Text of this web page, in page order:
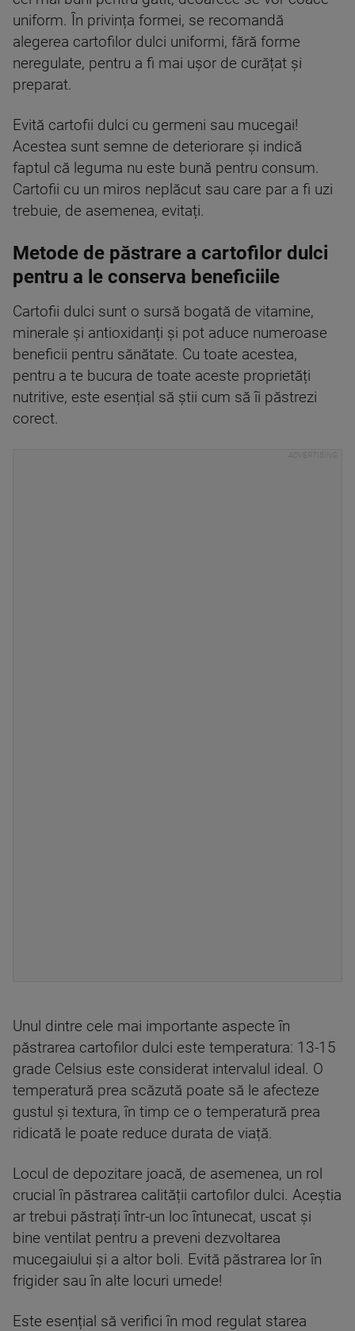
uniform. În privința formei, se recomandă
alegerea cartofilor dulci uniformi, fără forme
neregulate, pentru a fi mai ușor de curățat și
preparat.
Evită cartofii dulci cu germeni sau mucegai!
Acestea sunt semne de deteriorare și indică
faptul că leguma nu este bună pentru consum.
Cartofii cu un miros neplăcut sau care par a fi uzi
trebuie, de asemenea, evitați.
Metode de păstrare a cartofilor dulci
pentru a le conserva beneficiile
Cartofii dulci sunt o sursă bogată de vitamine,
minerale și antioxidanți și pot aduce numeroase
beneficii pentru sănătate. Cu toate acestea,
pentru a te bucura de toate aceste proprietăți
nutritive, este esențial să știi cum să îi păstrezi
corect.
Unul dintre cele mai importante aspecte în
păstrarea cartofilor dulci este temperatura: 13-15
grade Celsius este considerat intervalul ideal. O
temperatură prea scăzută poate să le afecteze
gustul și textura, în timp ce o temperatură prea
ridicată le poate reduce durata de viață.
Locul de depozitare joacă, de asemenea, un rol
crucial în păstrarea calității cartofilor dulci. Aceștia
ar trebui păstrați într-un loc întunecat, uscat și
bine ventilat pentru a preveni dezvoltarea
mucegaiului și a altor boli. Evită păstrarea lor în
frigider sau în alte locuri umede!
Este esențial să verifici în mod regulat starea